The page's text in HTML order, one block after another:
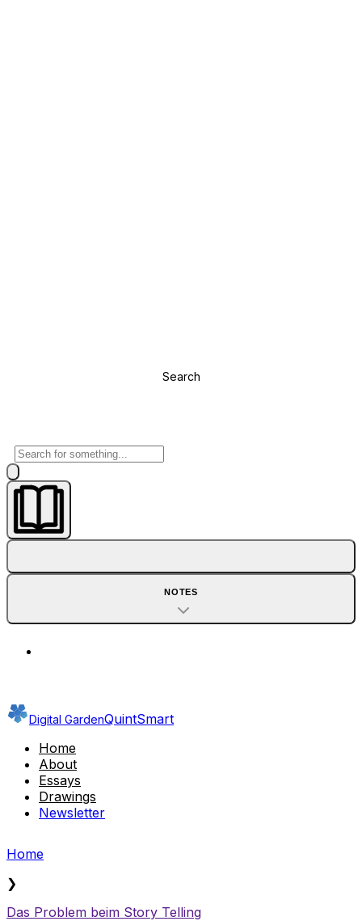
Search
NOTES
Digital GardenQuintSmart
Home
About
Essays
Drawings
Newsletter
Home
❯
Das Problem beim Story Telling